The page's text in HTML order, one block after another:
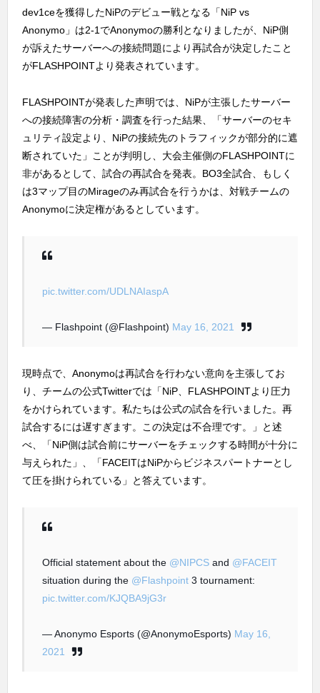
dev1ceを獲得したNiPのデビュー戦となる「NiP vs
Anonymo」は2-1でAnonymoの勝利となりましたが、NiP側
が訴えたサーバーへの接続問題により再試合が決定したこと
がFLASHPOINTより発表されています。
FLASHPOINTが発表した声明では、NiPが主張したサーバー
への接続障害の分析・調査を行った結果、「サーバーのセキ
ュリティ設定より、NiPの接続先のトラフィックが部分的に遮
断されていた」ことが判明し、大会主催側のFLASHPOINTに
非があるとして、試合の再試合を発表。BO3全試合、もしく
は3マップ目のMirageのみ再試合を行うかは、対戦チームの
Anonymoに決定権があるとしています。
pic.twitter.com/UDLNAIaspA
— Flashpoint (@Flashpoint) May 16, 2021
現時点で、Anonymoは再試合を行わない意向を主張してお
り、チームの公式Twitterでは「NiP、FLASHPOINTより圧力
をかけられています。私たちは公式の試合を行いました。再
試合するには遅すぎます。この決定は不合理です。」と述
べ、「NiP側は試合前にサーバーをチェックする時間が十分に
与えられた」、「FACEITはNiPからビジネスパートナーとし
て圧を掛けられている」と答えています。
Official statement about the @NIPCS and @FACEIT
situation during the @Flashpoint 3 tournament:
pic.twitter.com/KJQBA9jG3r
— Anonymo Esports (@AnonymoEsports) May 16,
2021